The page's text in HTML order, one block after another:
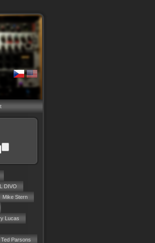
DIVO
Mike Stern
Lucas
Parsons